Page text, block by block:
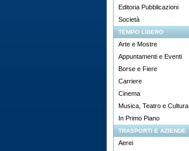
Editoria Pubblicazioni
Società
TEMPO LIBERO
Arte e Mostre
Appuntamenti e Eventi
Borse e Fiere
Carriere
Cinema
Musica, Teatro e Cultura
In Primo Piano
TRASPORTI E AZIENDE
Aerei